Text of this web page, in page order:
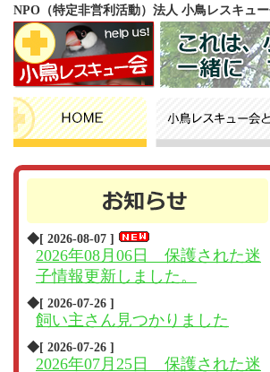
NPO（特定非営利活動）法人 小鳥レスキュ
◆[ 2026-08-07 ]
2026年08月06日 保護された迷
子情報更新しました。
◆[ 2026-07-26 ]
飼い主さん見つかりました
◆[ 2026-07-26 ]
2026年07月25日 保護された迷